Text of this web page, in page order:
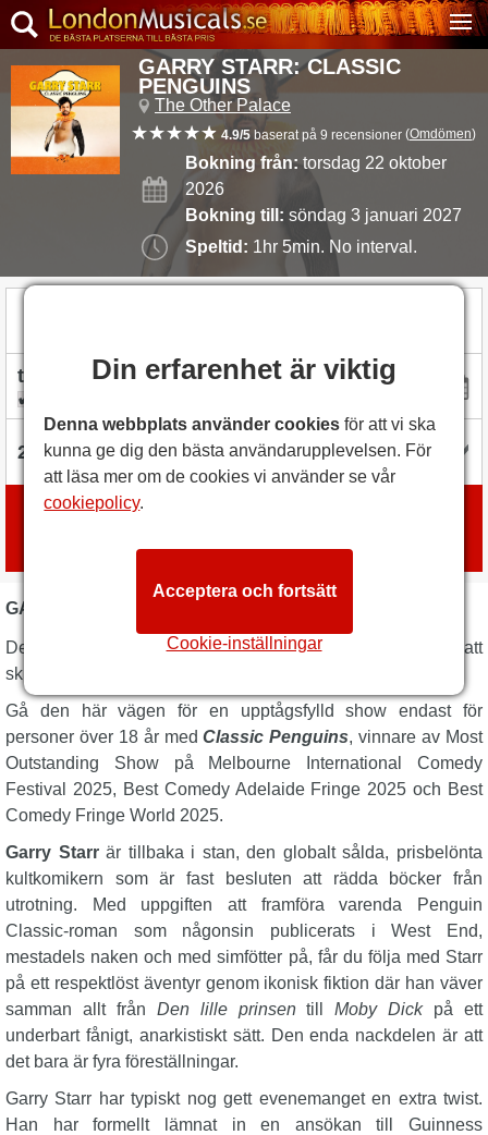
GARRY STARR: CLASSIC
PENGUINS
The Other Palace
4.9/5 baserat på 9 recensioner (Omdömen)
Bokning från: torsdag 22 oktober
2026
Bokning till: söndag 3 januari 2027
Speltid: 1hr 5min. No interval.
GARRY STARR: CLASSIC PENGUINS BESKRIVNING
Det är en av de roligaste showerna i stan. Du kommer att
skratta dig ur dig åt
Gå den här vägen för en upptågsfylld show endast för
personer över 18 år medClassic Penguins, vinnare av Most
Outstanding Show på Melbourne International Comedy
Festival 2025, Best Comedy Adelaide Fringe 2025 och Best
Comedy Fringe World 2025.
Garry Starrär tillbaka i stan, den globalt sålda, prisbelönta
kultkomikern som är fast besluten att rädda böcker från
utrotning. Med uppgiften att framföra varenda Penguin
Classic-roman som någonsin publicerats i West End,
mestadels naken och med simfötter på, får du följa med Starr
på ett respektlöst äventyr genom ikonisk fiktion där han väver
samman allt från Den lille prinsentillMoby Dickpå ett
underbart fånigt, anarkistiskt sätt. Den enda nackdelen är att
det bara är fyra föreställningar.
Garry Starr har typiskt nog gett evenemanget en extra twist.
Han har formellt lämnat in en ansökan till Guinness
Din erfarenhet är viktig
Denna webbplats använder cookies för att vi ska
kunna ge dig den bästa användarupplevelsen. För
att läsa mer om de cookies vi använder se vår
cookiepolicy.
Cookie-inställningar
Acceptera och fortsätt